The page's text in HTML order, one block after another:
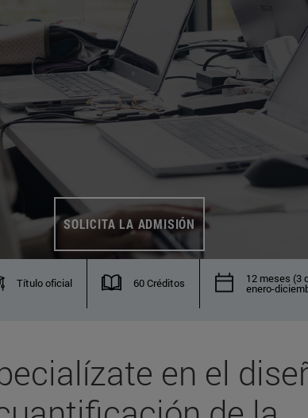
SOLICITA LA ADMISIÓN
Título oficial 60 Créditos 12 meses (3
enero-
en el